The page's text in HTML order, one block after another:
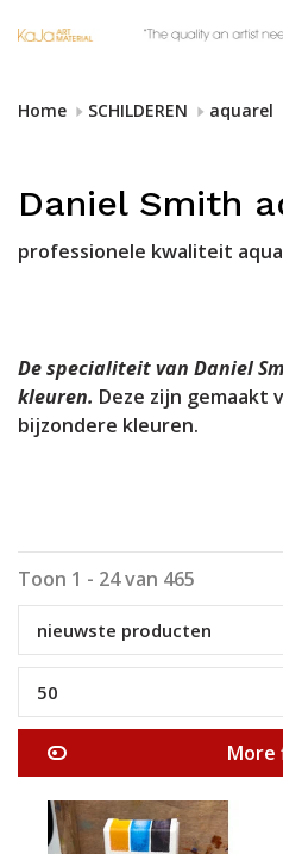
Home SCHILDEREN aquarel
Daniel Smith
professionele kwaliteit
De specialiteit van Daniel
kleuren. Deze zijn gemaakt
bijzondere kleuren.
Toon 1 - 24 van 465
nieuwste producten
50
More